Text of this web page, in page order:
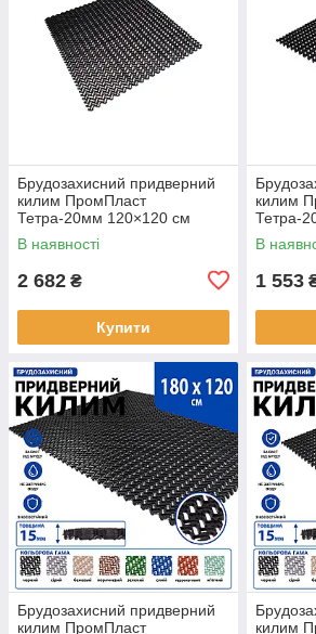
Брудозахисний придверний
килим ПромПласт
Тетра-20мм 120×120 см
чорний
В наявності
2 682 ₴
Купити
килим
Тетра-
В
1 553
Брудозахисний придверний
килим ПромПласт
килим